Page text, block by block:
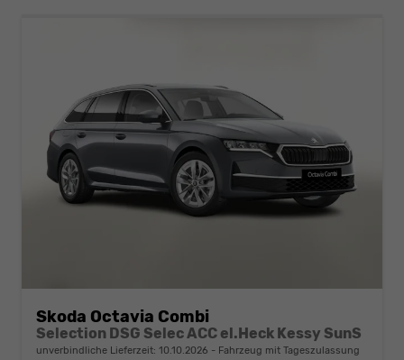
Skoda Octavia Combi
Selection DSG Selec ACC el.Heck Kessy SunS
unverbindliche Lieferzeit: 10.10.2026 Fahrzeug mit Tageszulassung